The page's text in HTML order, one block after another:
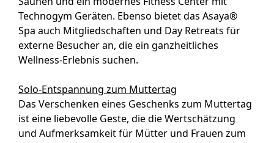
Technogym Geräten. Ebenso bietet das Asaya®
Spa auch Mitgliedschaften und Day Retreats für
externe Besucher an, die ein ganzheitliches
Wellness-Erlebnis suchen.
Solo-Entspannung zum Muttertag
Das Verschenken eines Geschenks zum Muttertag
ist eine liebevolle Geste, die die Wertschätzung
und Aufmerksamkeit für Mütter und Frauen zum